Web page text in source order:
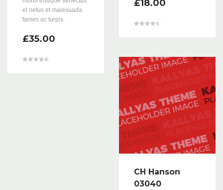
et netus et malesuada
fames ac turpis.
£35.00
£18.00
CH Hanson
03040